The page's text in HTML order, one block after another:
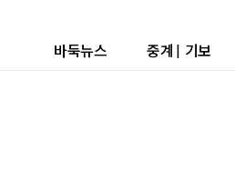
바둑뉴스 중계 | 기보